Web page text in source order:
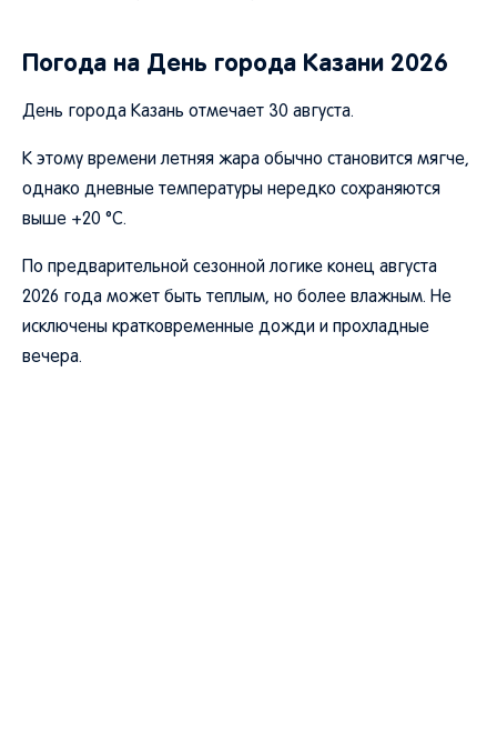
Погода на День города Казани 2026
День города Казань отмечает 30 августа.
К этому времени летняя жара обычно становится мягче,
однако дневные температуры нередко сохраняются
выше +20 °C.
По предварительной сезонной логике конец августа
2026 года может быть теплым, но более влажным. Не
исключены кратковременные дожди и прохладные
вечера.